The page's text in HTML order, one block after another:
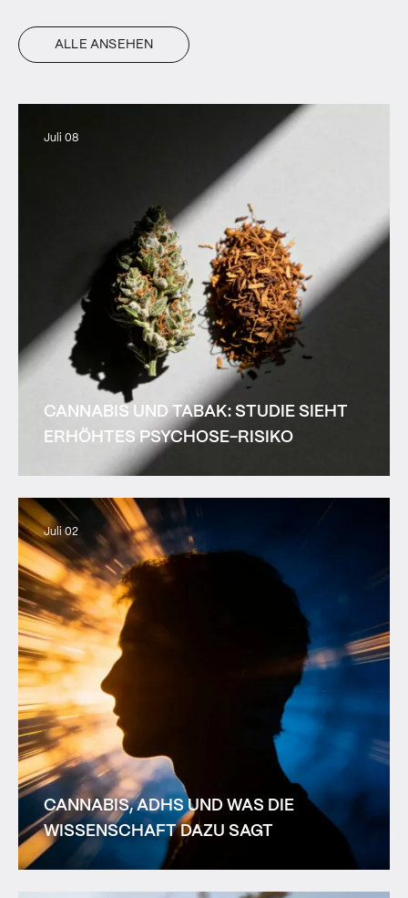
ALLE ANSEHEN
CANNABIS UND TABAK: STUDIE SIEHT
ERHÖHTES PSYCHOSE-RISIKO
Juli 08
CANNABIS, ADHS UND WAS DIE
WISSENSCHAFT DAZU SAGT
Juli 02